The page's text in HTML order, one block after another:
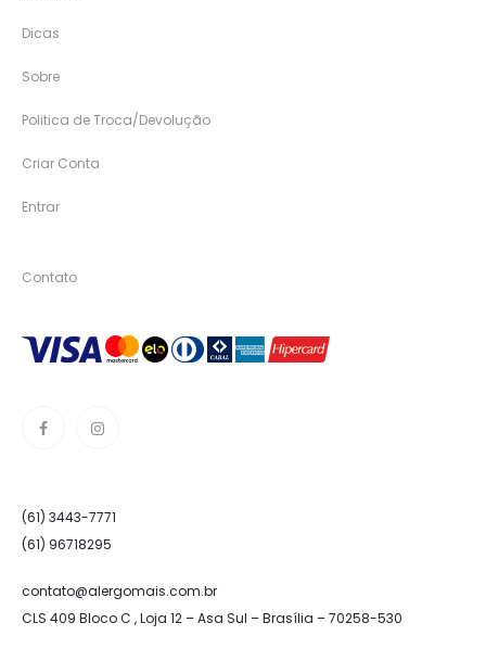
Dicas
Sobre
Politica de Troca/Devolução
Criar Conta
Entrar
Contato
(61) 3443-7771
(61) 96718295
contato@alergomais.com.br
CLS 409 Bloco C , Loja 12 – Asa Sul – Brasília – 70258-530